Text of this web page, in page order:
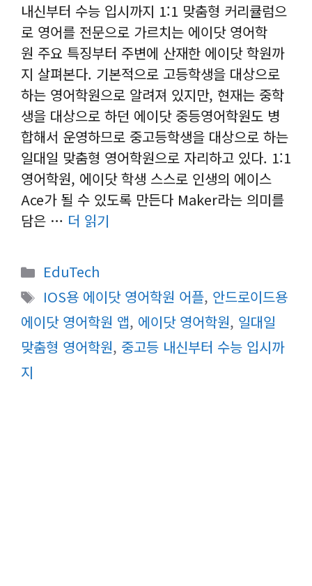
내신부터 수능 입시까지 1:1 맞춤형 커리큘럼으
로 영어를 전문으로 가르치는 에이닷 영어학
원 주요 특징부터 주변에 산재한 에이닷 학원까
지 살펴본다. 기본적으로 고등학생을 대상으로
하는 영어학원으로 알려져 있지만, 현재는 중학
생을 대상으로 하던 에이닷 중등영어학원도 병
합해서 운영하므로 중고등학생을 대상으로 하는
일대일 맞춤형 영어학원으로 자리하고 있다. 1:1
영어학원, 에이닷 학생 스스로 인생의 에이스
Ace가 될 수 있도록 만든다 Maker라는 의미를
담은 … 더 읽기
카
테
고
리
EduTech
태
그
IOS용 에이닷 영어학원 어플, 안드로이드용
에이닷 영어학원 앱, 에이닷 영어학원, 일대일
맞춤형 영어학원, 중고등 내신부터 수능 입시까
지